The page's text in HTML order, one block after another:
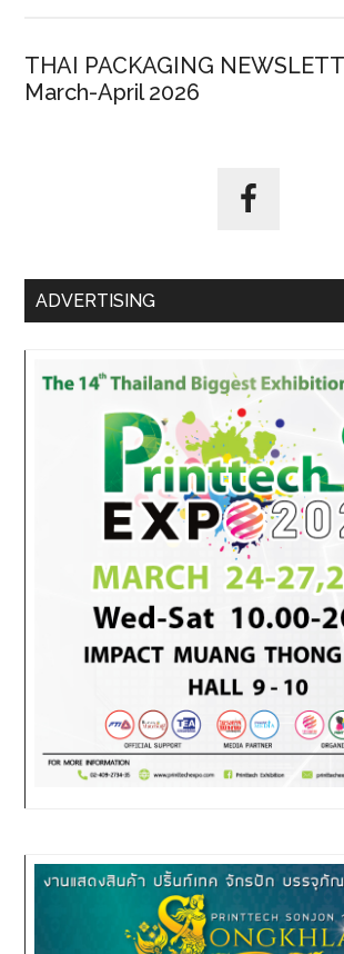
THAI PACKAGING
March-April 2026
ADVERTISING